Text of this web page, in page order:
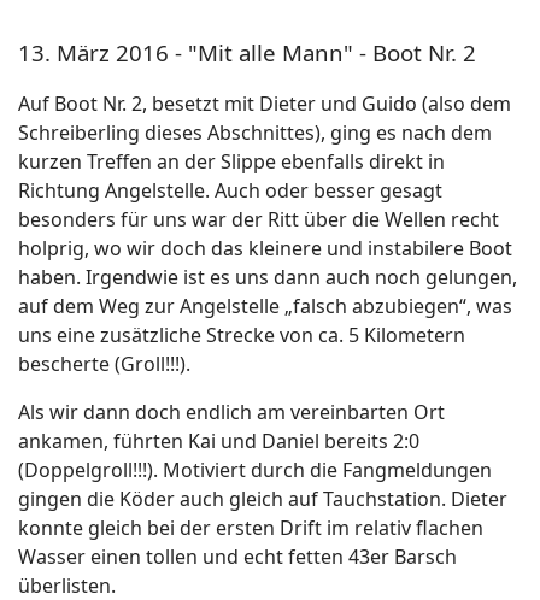
13. März 2016 - "Mit alle Mann" - Boot Nr. 2
Auf Boot Nr. 2, besetzt mit Dieter und Guido (also dem
Schreiberling dieses Abschnittes), ging es nach dem
kurzen Treffen an der Slippe ebenfalls direkt in
Richtung Angelstelle. Auch oder besser gesagt
besonders für uns war der Ritt über die Wellen recht
holprig, wo wir doch das kleinere und instabilere Boot
haben. Irgendwie ist es uns dann auch noch gelungen,
auf dem Weg zur Angelstelle „falsch abzubiegen“, was
uns eine zusätzliche Strecke von ca. 5 Kilometern
bescherte (Groll!!!).
Als wir dann doch endlich am vereinbarten Ort
ankamen, führten Kai und Daniel bereits 2:0
(Doppelgroll!!!). Motiviert durch die Fangmeldungen
gingen die Köder auch gleich auf Tauchstation. Dieter
konnte gleich bei der ersten Drift im relativ flachen
Wasser einen tollen und echt fetten 43er Barsch
überlisten.